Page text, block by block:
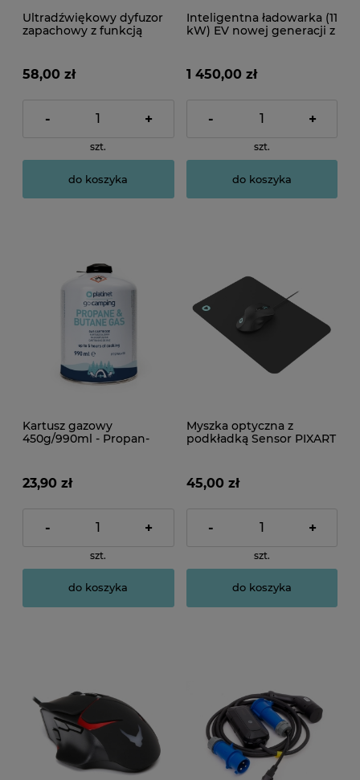
Ultradźwiękowy dyfuzor
zapachowy z funkcją
gratis
58,00 zł
- +
szt.
do koszyka
Inteligentna ładowarka (11
kW) EV nowej generacji z
1 450,00 zł
- +
szt.
do koszyka
Kartusz gazowy
450g/990ml - Propan-
23,90 zł
- +
szt.
do koszyka
Myszka optyczna z
podkładką Sensor PIXART
45,00 zł
- +
szt.
do koszyka